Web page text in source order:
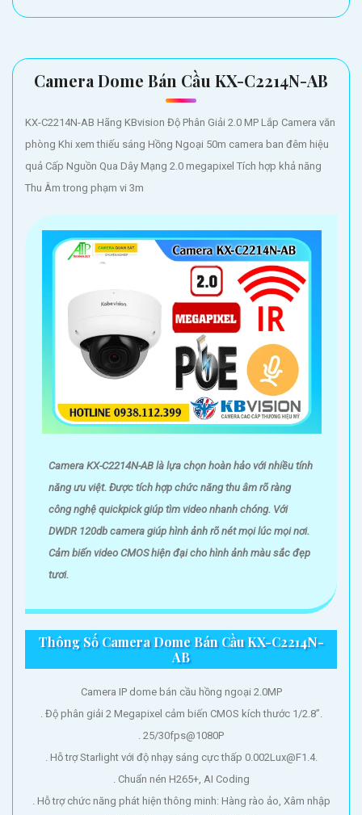
Camera Dome Bán Cầu KX-C2214N-AB
KX-C2214N-AB Hãng KBvision Độ Phân Giải 2.0 MP Lắp Camera văn
phòng Khi xem thiếu sáng Hồng Ngoại 50m camera ban đêm hiệu
quả Cấp Nguồn Qua Dây Mạng 2.0 megapixel Tích hợp khả năng
Thu Âm trong phạm vi 3m
Camera KX-C2214N-AB là lựa chọn hoàn hảo với nhiều tính
năng ưu việt. Được tích hợp chức năng thu âm rõ ràng
công nghệ quickpick giúp tìm video nhanh chóng. Với
DWDR 120db camera giúp hình ảnh rõ nét mọi lúc mọi nơi.
Cảm biến video CMOS hiện đại cho hình ảnh màu sắc đẹp
tươi.
Thông Số Camera Dome Bán Cầu KX-C2214N-
AB
Camera IP dome bán cầu hồng ngoại 2.0MP
. Độ phân giải 2 Megapixel cảm biến CMOS kích thước 1/2.8”.
. 25/30fps@1080P
. Hỗ trợ Starlight với độ nhạy sáng cực thấp 0.002Lux@F1.4.
. Chuẩn nén H265+, AI Coding
. Hỗ trợ chức năng phát hiện thông minh: Hàng rào ảo, Xâm nhập